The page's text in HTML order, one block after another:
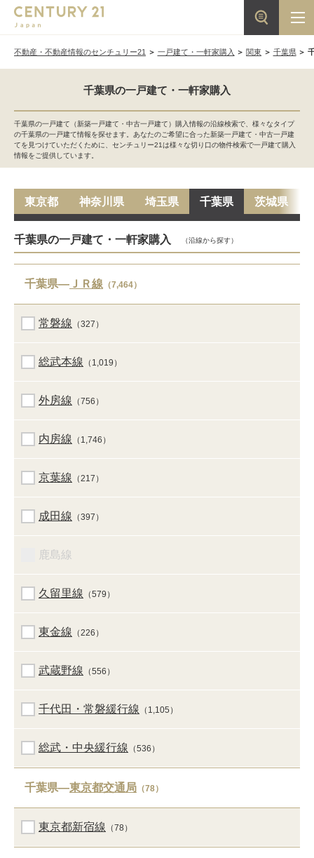
不動産・不動産情報のセンチュリー21 一戸建て・一軒家購入 関東 千葉県
千葉県の一戸建て・一軒家購入
千葉県の一戸建て（新築一戸建て・中古一戸建て）購入情報の沿線検索で、様々なタイプ
の千葉県の一戸建て情報を探せます。あなたのご希望に合った新築一戸建て・中古一戸建
てを見つけていただくために、センチュリー21は様々な切り口の物件検索で一戸建て購入
情報をご提供しています。
東京都 神奈川県 埼玉県 千葉県 茨城県
千葉県の一戸建て・一軒家購入 （沿線から探す）
千葉県― ＪＲ線 （7,464）
常磐線 （327）
総武本線 （1,019）
外房線 （756）
内房線 （1,746）
京葉線 （217）
成田線 （397）
鹿島線
久留里線 （579）
東金線 （226）
武蔵野線 （556）
千代田・常磐緩行線 （1,105）
総武・中央緩行線 （536）
千葉県―東京都交通局 （78）
東京都新宿線 （78）